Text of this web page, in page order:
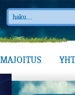
MAJOITUS